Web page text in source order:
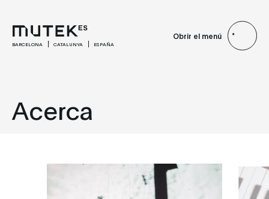
BARCELONA CATALUNYA ESPAÑA
Obrir el menú
Acerca